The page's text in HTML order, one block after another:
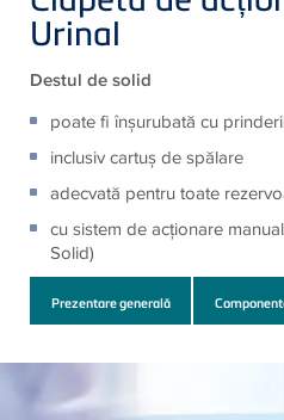
Urinal
Destul de solid
poate fi înșurubată cu
inclusiv cartuș de spălare
adecvată pentru toate
cu sistem de acționare
Solid)
Prezentare generală